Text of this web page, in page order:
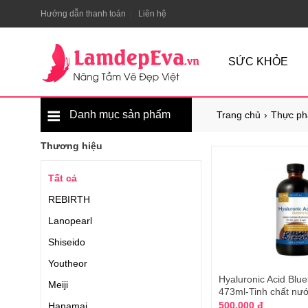
Hướng dẫn thanh toán Liên hệ
SỨC KHỎE
Trang chủ Thực
Danh mục sản phẩm
Thương hiệu
Tất cả
REBIRTH
Lanopearl
Shiseido
Youtheor
Meiji
Hyaluronic Acid
473ml-Tinh chất
500.000 đ